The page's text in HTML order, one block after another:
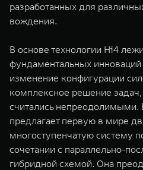
разработанных для
вождения.
В основе технологии Hi4
фундаментальных инноваций
изменение конфигурации
комплексное решение
считались непреодолимыми.
предлагает первую в мире
многоступенчатую систему
сочетании с параллельно-
гибридной схемой. Она